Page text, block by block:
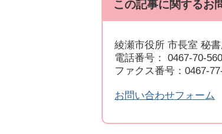
この記事に関するお
綾瀬市役所 市長室 秘
電話番号： 0467-70-
ファクス番号：0467-
お問い合わせフォーム